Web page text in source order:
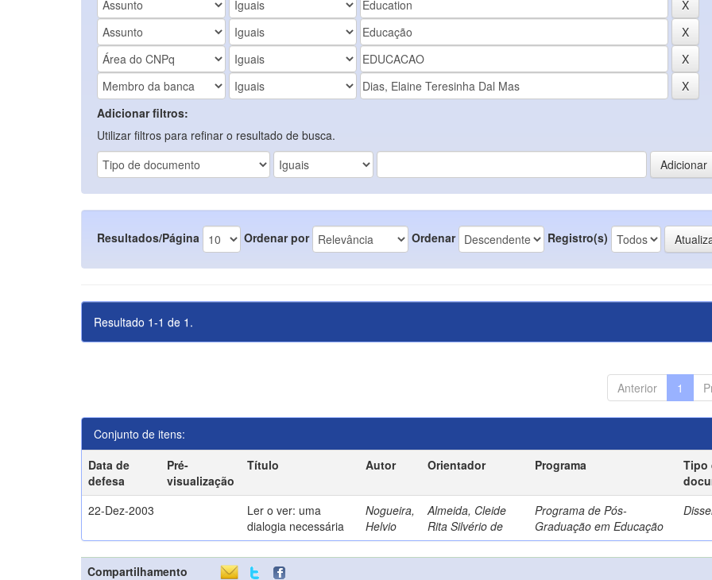
Adicionar filtros:
Utilizar filtros para refinar o resultado de busca.
Resultados/Página Ordenar por Ordenar Registro(s)
Resultado 1-1 de 1.
Anterior 1
Conjunto de itens:
Data de
defesa
Pré-
visualização
Título Autor Orientador Programa
Tipo
22-Dez-2003
Ler o ver: uma
dialogia necessária
Nogueira,
Helvio
Almeida, Cleide
Rita Silvério de
Programa de Pós-
Graduação em Educação
Compartilhamento